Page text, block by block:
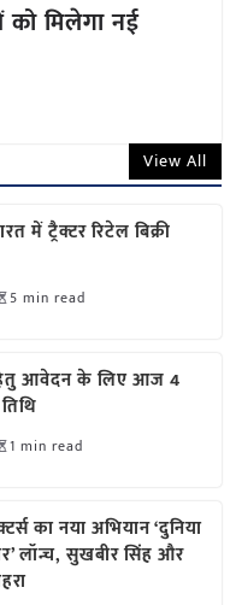
को मिलेगा नई
View All
में ट्रैक्टर रिटेल बिक्री
5 min read
हेतु आवेदन के लिए आज 4
1 min read
का नया अभियान ‘दुनिया
लॉन्च, सुखबीर सिंह और